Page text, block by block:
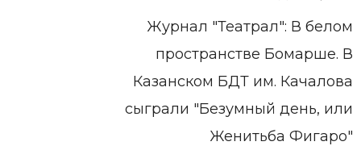
Журнал "Театрал": В белом
пространстве Бомарше. В
Казанском БДТ им. Качалова
сыграли "Безумный день, или
Женитьба Фигаро"